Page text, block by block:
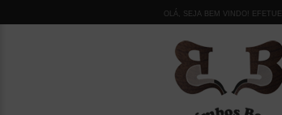
OLÁ, SEJA BEM VINDO! EFETUE